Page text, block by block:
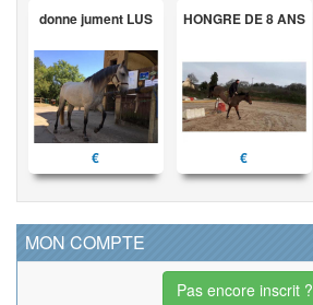
donne jument LUS
€
HONGRE DE 8 ANS
€
MON COMPTE
Pas encore inscrit ?